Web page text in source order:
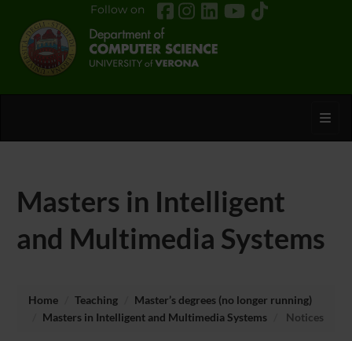
Follow on
Masters in Intelligent
and Multimedia Systems
Home Teaching
Master’s degrees (no longer running)
Masters in Intelligent and Multimedia Systems
Notices